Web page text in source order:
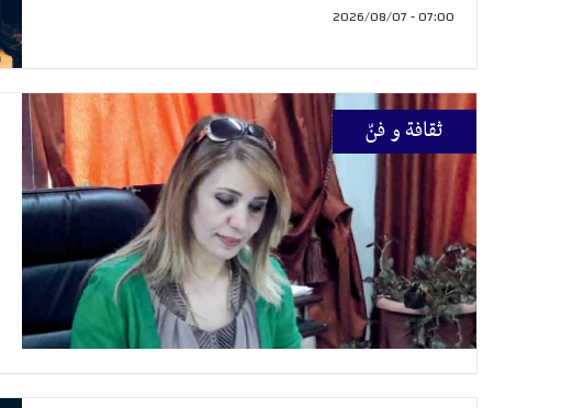
07:00 - 2026/08/07
ثقافة و فنّ